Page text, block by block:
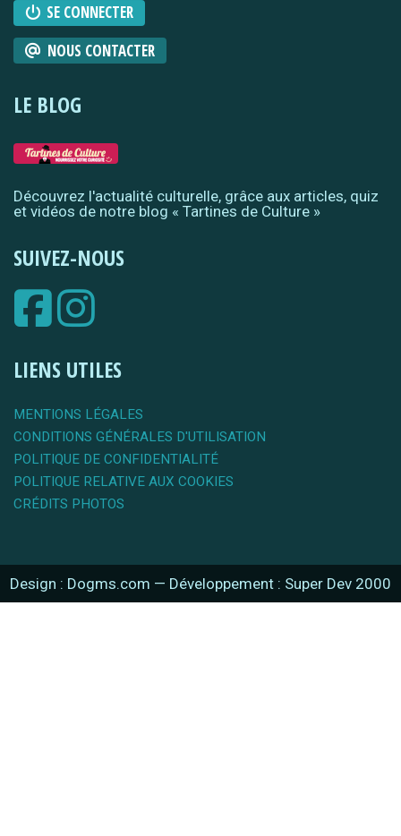
SE CONNECTER
NOUS CONTACTER
LE BLOG
Découvrez l'actualité culturelle, grâce aux articles, quiz
et vidéos de notre blog « Tartines de Culture »
SUIVEZ-NOUS
LIENS UTILES
MENTIONS LÉGALES
CONDITIONS GÉNÉRALES D'UTILISATION
POLITIQUE DE CONFIDENTIALITÉ
POLITIQUE RELATIVE AUX COOKIES
CRÉDITS PHOTOS
Design : Dogms.com — Développement : Super Dev 2000